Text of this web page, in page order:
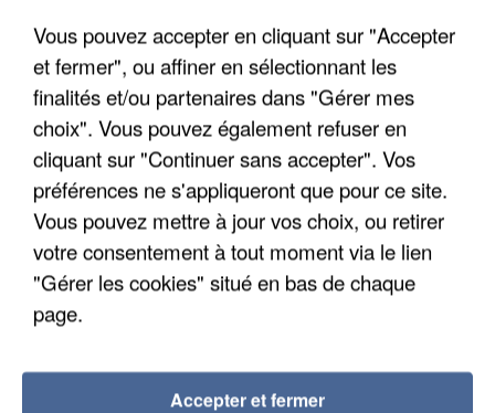
MAFIA INTERPELLÉ EN ALGÉRIE
Vous pouvez accepter en cliquant sur "Accepter
et fermer", ou affiner en sélectionnant les
finalités et/ou partenaires dans "Gérer mes
choix". Vous pouvez également refuser en
cliquant sur "Continuer sans accepter". Vos
préférences ne s'appliqueront que pour ce site.
Vous pouvez mettre à jour vos choix, ou retirer
votre consentement à tout moment via le lien
"Gérer les cookies" situé en bas de chaque
page.
Accepter et fermer